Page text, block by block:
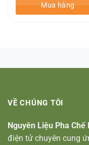
Mua hàng
VỀ CHÚNG TÔI
Nguyên Liệu Pha Chế
điện tử chuyên cung